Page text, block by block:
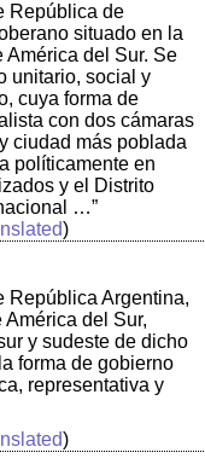
República de
situado en la
América del Sur. Se
unitario, social y
cuya forma de
con dos cámaras
ciudad más poblada
políticamente en
y el Distrito
…”
)
República Argentina,
del Sur,
y sudeste de dicho
forma de gobierno
representativa y
)